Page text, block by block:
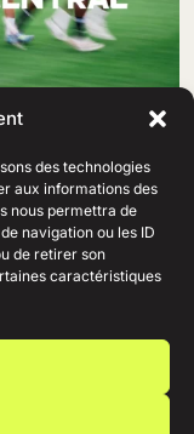
des technologies
aux informations des
nous permettra de
navigation ou les ID
de retirer son
caractéristiques
+